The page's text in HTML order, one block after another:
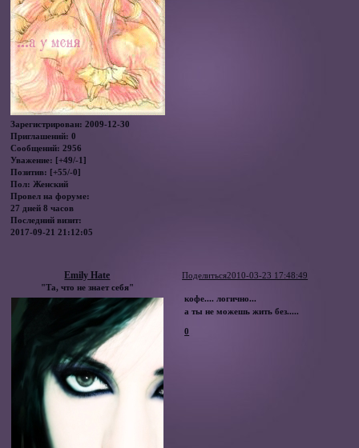
Зарегистрирован: 2009-12-30
Приглашений: 0
Сообщений: 2956
Уважение: [+49/-1]
Позитив: [+55/-0]
Пол: Женский
Провел на форуме:
27 дней 8 часов
Последний визит:
2017-09-21 21:12:05
Поделиться2010-03-23 17:48:49
Emily Hate
"Та, что не знает себя"
кофе.... логично...
а ты не можешь жить без.....
0